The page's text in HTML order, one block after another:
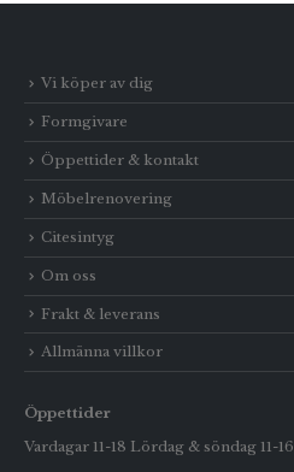
Vi köper av dig
Formgivare
Öppettider & kontakt
Möbelrenovering
Citesintyg
Om oss
Frakt & leverans
Allmänna villkor
Öppettider
Vardagar 11-18 Lördag & söndag 11-16